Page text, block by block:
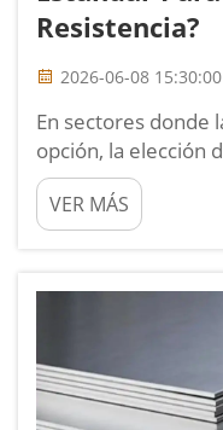
Resistencia?
2026-06-08 15:30:00
En sectores donde
opción, la elección
todo, desde la vida
seguridad
convertido en el
prop...
VER MÁS